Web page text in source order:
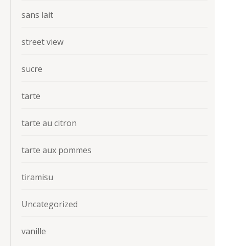
sans lait
street view
sucre
tarte
tarte au citron
tarte aux pommes
tiramisu
Uncategorized
vanille